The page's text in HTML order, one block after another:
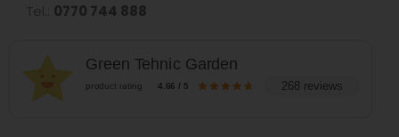
Tel.: 0770 744 888
Green Tehnic Garden
product rating 4.66 / 5 268 reviews